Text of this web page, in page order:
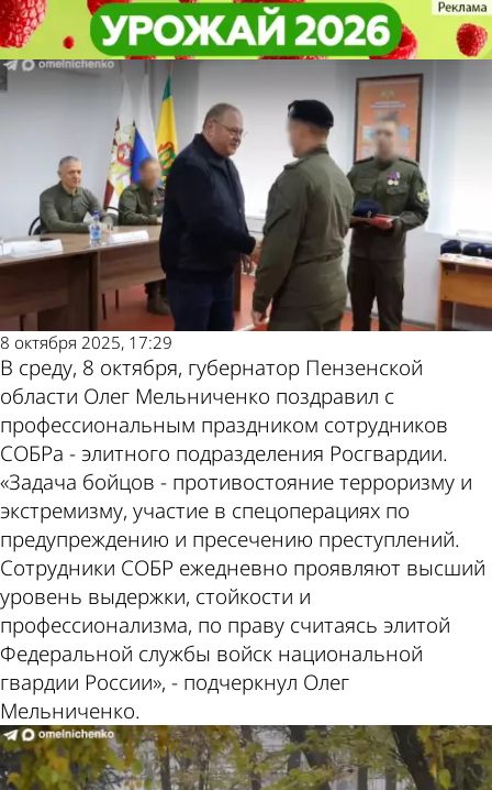
Олег Мельниченко вручил
госнаграды бойцам СОБРа
Общество
8 октября 2025, 17:29
В среду, 8 октября, губернатор Пензенской
области Олег Мельниченко поздравил с
профессиональным праздником сотрудников
СОБРа - элитного подразделения Росгвардии.
«Задача бойцов - противостояние терроризму и
экстремизму, участие в спецоперациях по
предупреждению и пресечению преступлений.
Сотрудники СОБР ежедневно проявляют высший
уровень выдержки, стойкости и
профессионализма, по праву считаясь элитой
Федеральной службы войск национальной
гвардии России», - подчеркнул Олег
Мельниченко.
Олег Мельниченко вручил
госнаграды бойцам СОБРа
Общество
Другие новости
по теме
Погода и курсы
валют в Пензе